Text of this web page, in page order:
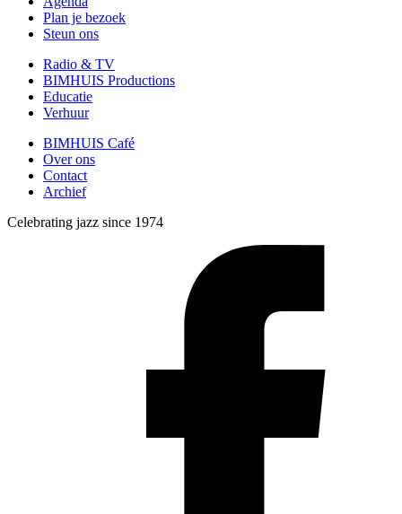
Plan je bezoek
Steun ons
Radio & TV
BIMHUIS Productions
Educatie
Verhuur
BIMHUIS Café
Over ons
Contact
Archief
Celebrating jazz since 1974